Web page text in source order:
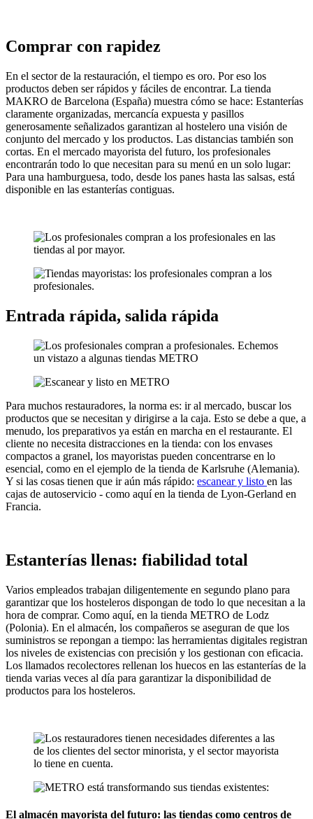
Comprar con rapidez
En el sector de la restauración, el tiempo es oro. Por eso los
productos deben ser rápidos y fáciles de encontrar. La tienda
MAKRO de Barcelona (España) muestra cómo se hace: Estanterías
claramente organizadas, mercancía expuesta y pasillos
generosamente señalizados garantizan al hostelero una visión de
conjunto del mercado y los productos. Las distancias también son
cortas. En el mercado mayorista del futuro, los profesionales
encontrarán todo lo que necesitan para su menú en un solo lugar:
Para una hamburguesa, todo, desde los panes hasta las salsas, está
disponible en las estanterías contiguas.
Entrada rápida, salida rápida
Para muchos restauradores, la norma es: ir al mercado, buscar los
productos que se necesitan y dirigirse a la caja. Esto se debe a que, a
menudo, los preparativos ya están en marcha en el restaurante. El
cliente no necesita distracciones en la tienda: con los envases
compactos a granel, los mayoristas pueden concentrarse en lo
esencial, como en el ejemplo de la tienda de Karlsruhe (Alemania).
Y si las cosas tienen que ir aún más rápido: escanear y listo en las
cajas de autoservicio - como aquí en la tienda de Lyon-Gerland en
Francia.
Estanterías llenas: fiabilidad total
Varios empleados trabajan diligentemente en segundo plano para
garantizar que los hosteleros dispongan de todo lo que necesitan a la
hora de comprar. Como aquí, en la tienda METRO de Lodz
(Polonia). En el almacén, los compañeros se aseguran de que los
suministros se repongan a tiempo: las herramientas digitales registran
los niveles de existencias con precisión y los gestionan con eficacia.
Los llamados recolectores rellenan los huecos en las estanterías de la
tienda varias veces al día para garantizar la disponibilidad de
productos para los hosteleros.
El almacén mayorista del futuro: las tiendas como centros de